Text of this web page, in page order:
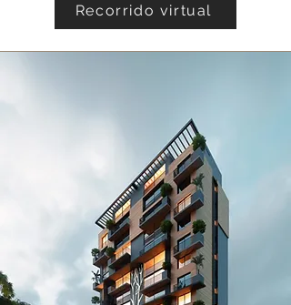
Recorrido virtual